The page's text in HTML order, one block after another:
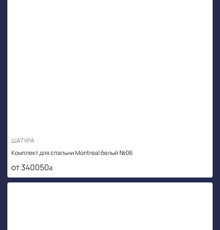
ШАТУРА
Комплект для спальни Montreal белый №06
от 340050